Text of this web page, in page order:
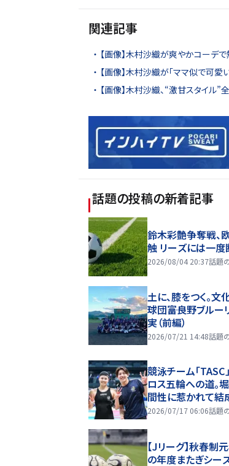
関連記事
【画像】木村沙織が爽やかコーデ
【画像】木村沙織が「ママ似で可愛
【画像】木村沙織、“激甘スタイル
話題の投稿の新着記事
鈴木彩艶争奪戦、
触 リーズには一度
2026/08/04 20:37話題
土に、膝をつく。文
球団――富良野ブルー
実（前編）
2026/07/21 14:48話題
競泳チーム「
ロス五輪への道。
間性に惹かれて結
2026/07/17 06:06話題
【Jリーグ】秋春
の年度またぎシー